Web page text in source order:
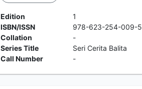
Edition
1
ISBN/ISSN
978-623-254-009-5
Collation
-
Series Title
Seri Cerita Balita
Call Number
-